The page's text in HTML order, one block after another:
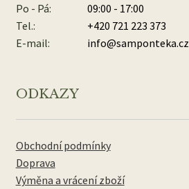
Po - Pá:
09:00 - 17:00
Tel.:
+420 721 223 373
E-mail:
info@samponteka.cz
ODKAZY
Obchodní podmínky
Doprava
Výměna a vrácení zboží